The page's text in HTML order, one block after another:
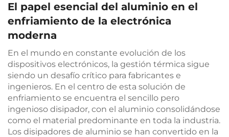
El papel esencial del aluminio en el
enfriamiento de la electrónica
moderna
En el mundo en constante evolución de los
dispositivos electrónicos, la gestión térmica sigue
siendo un desafío crítico para fabricantes e
ingenieros. En el centro de esta solución de
enfriamiento se encuentra el sencillo pero
ingenioso disipador, con el aluminio consolidándose
como el material predominante en toda la industria.
Los disipadores de aluminio se han convertido en la